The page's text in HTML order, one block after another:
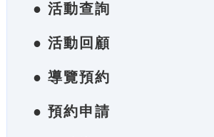
● 活動查詢
● 活動回顧
● 導覽預約
● 預約申請